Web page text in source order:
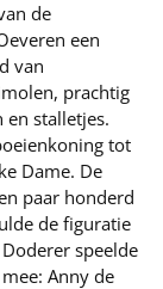
de
een
van
prachtig
stalletjes.
tot
Dame. De
paar honderd
de figuratie
speelde
Anny de